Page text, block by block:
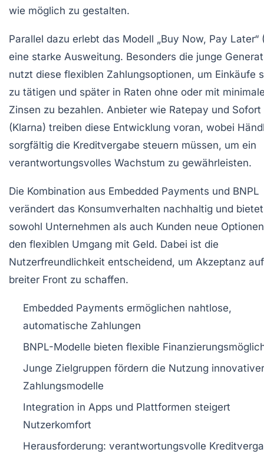
wie möglich zu gestalten.
Parallel dazu erlebt das Modell „Buy Now, Pay Later“
eine starke Ausweitung. Besonders die junge
nutzt diese flexiblen Zahlungsoptionen, um Einkäufe
zu tätigen und später in Raten ohne oder mit
Zinsen zu bezahlen. Anbieter wie Ratepay und Sofort
(Klarna) treiben diese Entwicklung voran, wobei
sorgfältig die Kreditvergabe steuern müssen, um ein
verantwortungsvolles Wachstum zu gewährleisten.
Die Kombination aus Embedded Payments und BNPL
verändert das Konsumverhalten nachhaltig und bietet
sowohl Unternehmen als auch Kunden neue
den flexiblen Umgang mit Geld. Dabei ist die
Nutzerfreundlichkeit entscheidend, um Akzeptanz auf
breiter Front zu schaffen.
Embedded Payments ermöglichen nahtlose,
automatische Zahlungen
BNPL-Modelle bieten flexible
Junge Zielgruppen fördern die Nutzung innovativer
Zahlungsmodelle
Integration in Apps und Plattformen steigert
Nutzerkomfort
Herausforderung: verantwortungsvolle